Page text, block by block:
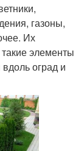
газоны,
Их
элементы
оград и